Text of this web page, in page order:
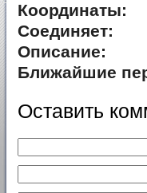
Координаты:
Соединяет:
Описание:
Ближайшие
Оставить